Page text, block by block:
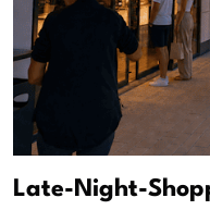
Late-Night-